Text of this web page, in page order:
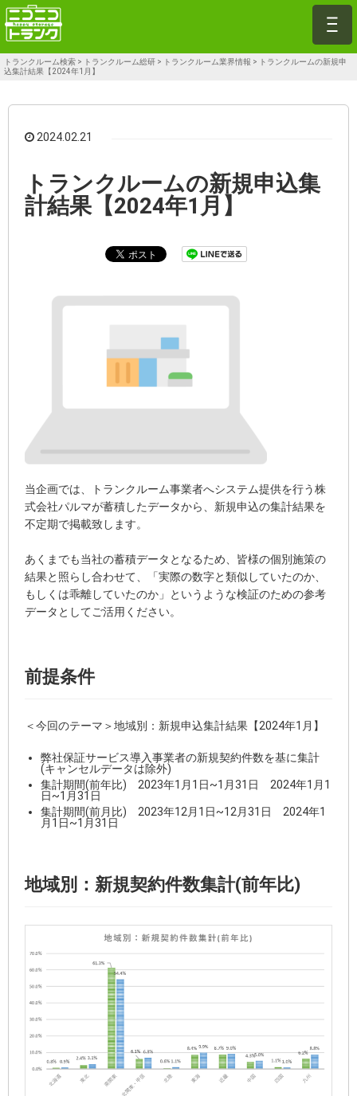
トランクルーム検索 > トランクルーム総研 > トランクルーム業界情報 > トランクルームの新規申
込集計結果【2024年1月】
2024.02.21
トランクルームの新規申込集
計結果【2024年1月】
当企画では、トランクルーム事業者へシステム提供を行う株
式会社パルマが蓄積したデータから、新規申込の集計結果を
不定期で掲載致します。
あくまでも当社の蓄積データとなるため、皆様の個別施策の
結果と照らし合わせて、「実際の数字と類似していたのか、
もしくは乖離していたのか」というような検証のための参考
データとしてご活用ください。
前提条件
＜今回のテーマ＞地域別：新規申込集計結果【2024年1月】
弊社保証サービス導入事業者の新規契約件数を基に集計
(キャンセルデータは除外)
集計期間(前年比) 2023年1月1日~1月31日 2024年1月1
日~1月31日
集計期間(前月比) 2023年12月1日~12月31日 2024年1
月1日~1月31日
地域別：新規契約件数集計(前年比)